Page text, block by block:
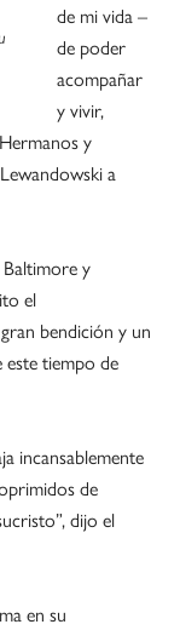
de mi vida –
de poder
acompañar
y vivir,
y
a
y
el
bendición y un
este tiempo de
incansablemente
de
dijo el
en su